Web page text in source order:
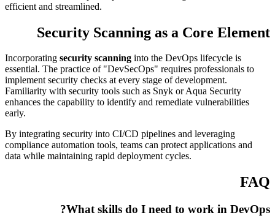
efficient and streamlined.
Security Scanning as a Core Element
Incorporating security scanning into the DevOps lifecycle is
essential. The practice of "DevSecOps" requires professionals to
implement security checks at every stage of development.
Familiarity with security tools such as Snyk or Aqua Security
enhances the capability to identify and remediate vulnerabilities
early.
By integrating security into CI/CD pipelines and leveraging
compliance automation tools, teams can protect applications and
data while maintaining rapid deployment cycles.
FAQ
What skills do I need to work in DevOps?